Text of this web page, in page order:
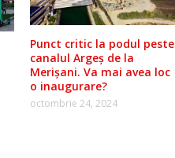
Punct critic la podul peste
canalul Argeș de la
Merișani. Va mai avea loc
o inaugurare?
octombrie 24, 2024